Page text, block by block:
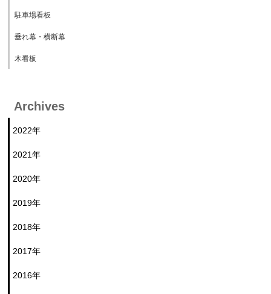
駐車場看板
垂れ幕・横断幕
木看板
Archives
2022年
2021年
2020年
2019年
2018年
2017年
2016年